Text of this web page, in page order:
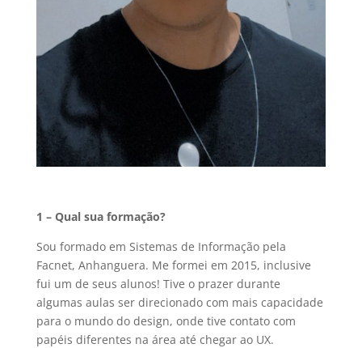
1 – Qual sua formação?
Sou formado em Sistemas de Informação pela
Facnet, Anhanguera. Me formei em 2015, inclusive
fui um de seus alunos! Tive o prazer durante
algumas aulas ser direcionado com mais capacidade
para o mundo do design, onde tive contato com
papéis diferentes na área até chegar ao UX.